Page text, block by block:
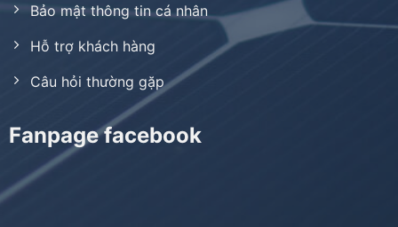
Bảo mật thông tin cá nhân
Hỗ trợ khách hàng
Câu hỏi thường gặp
Fanpage facebook